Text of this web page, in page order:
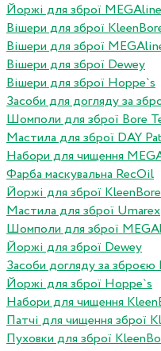
Йоржі для зброї MEGAline
Вішери для зброї
Вішери для зброї
Вішери для зброї Dewey
Вішери для зброї Hoppe`s
Засоби для догляду за
Шомполи для зброї Bore
Мастила для зброї DAY
Набори для чищення
Фарба маскувальна RecOil
Йоржі для зброї KleenBore
Мастила для зброї Umarex
Шомполи для зброї
Йоржі для зброї Dewey
Засоби догляду за
Йоржі для зброї Hoppe`s
Набори для чищення
Патчі для чищення зброї
Пуховки для зброї